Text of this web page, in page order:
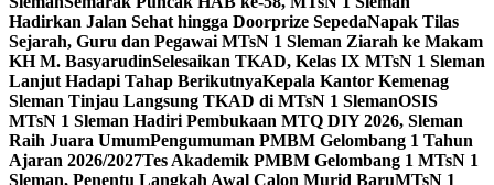
Hadirkan Jalan Sehat hingga Doorprize SepedaNapak Tilas
Sejarah, Guru dan Pegawai MTsN 1 Sleman Ziarah ke Makam
KH M. BasyarudinSelesaikan TKAD, Kelas IX MTsN 1 Sleman
Lanjut Hadapi Tahap BerikutnyaKepala Kantor Kemenag
Sleman Tinjau Langsung TKAD di MTsN 1 SlemanOSIS
MTsN 1 Sleman Hadiri Pembukaan MTQ DIY 2026, Sleman
Raih Juara UmumPengumuman PMBM Gelombang 1 Tahun
Ajaran 2026/2027Tes Akademik PMBM Gelombang 1 MTsN 1
Sleman, Penentu Langkah Awal Calon Murid BaruMTsN 1